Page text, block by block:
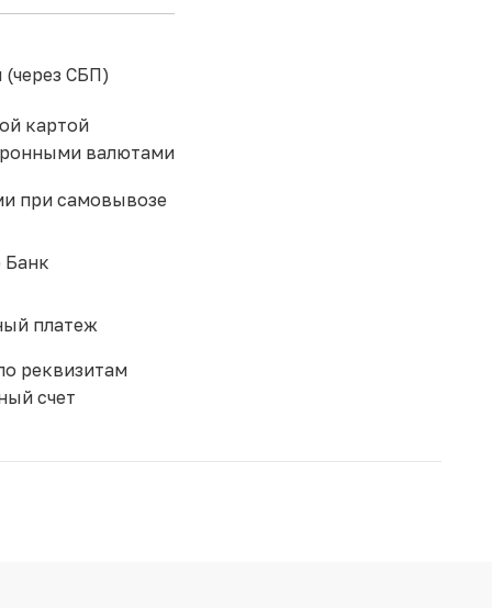
СБП)
картой
валютами
при самовывозе
Банк
платеж
реквизитам
счет